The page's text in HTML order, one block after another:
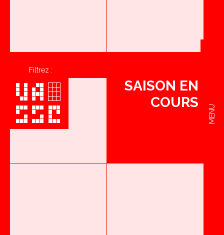
Filtrez :
MENU
SAISON EN
COURS